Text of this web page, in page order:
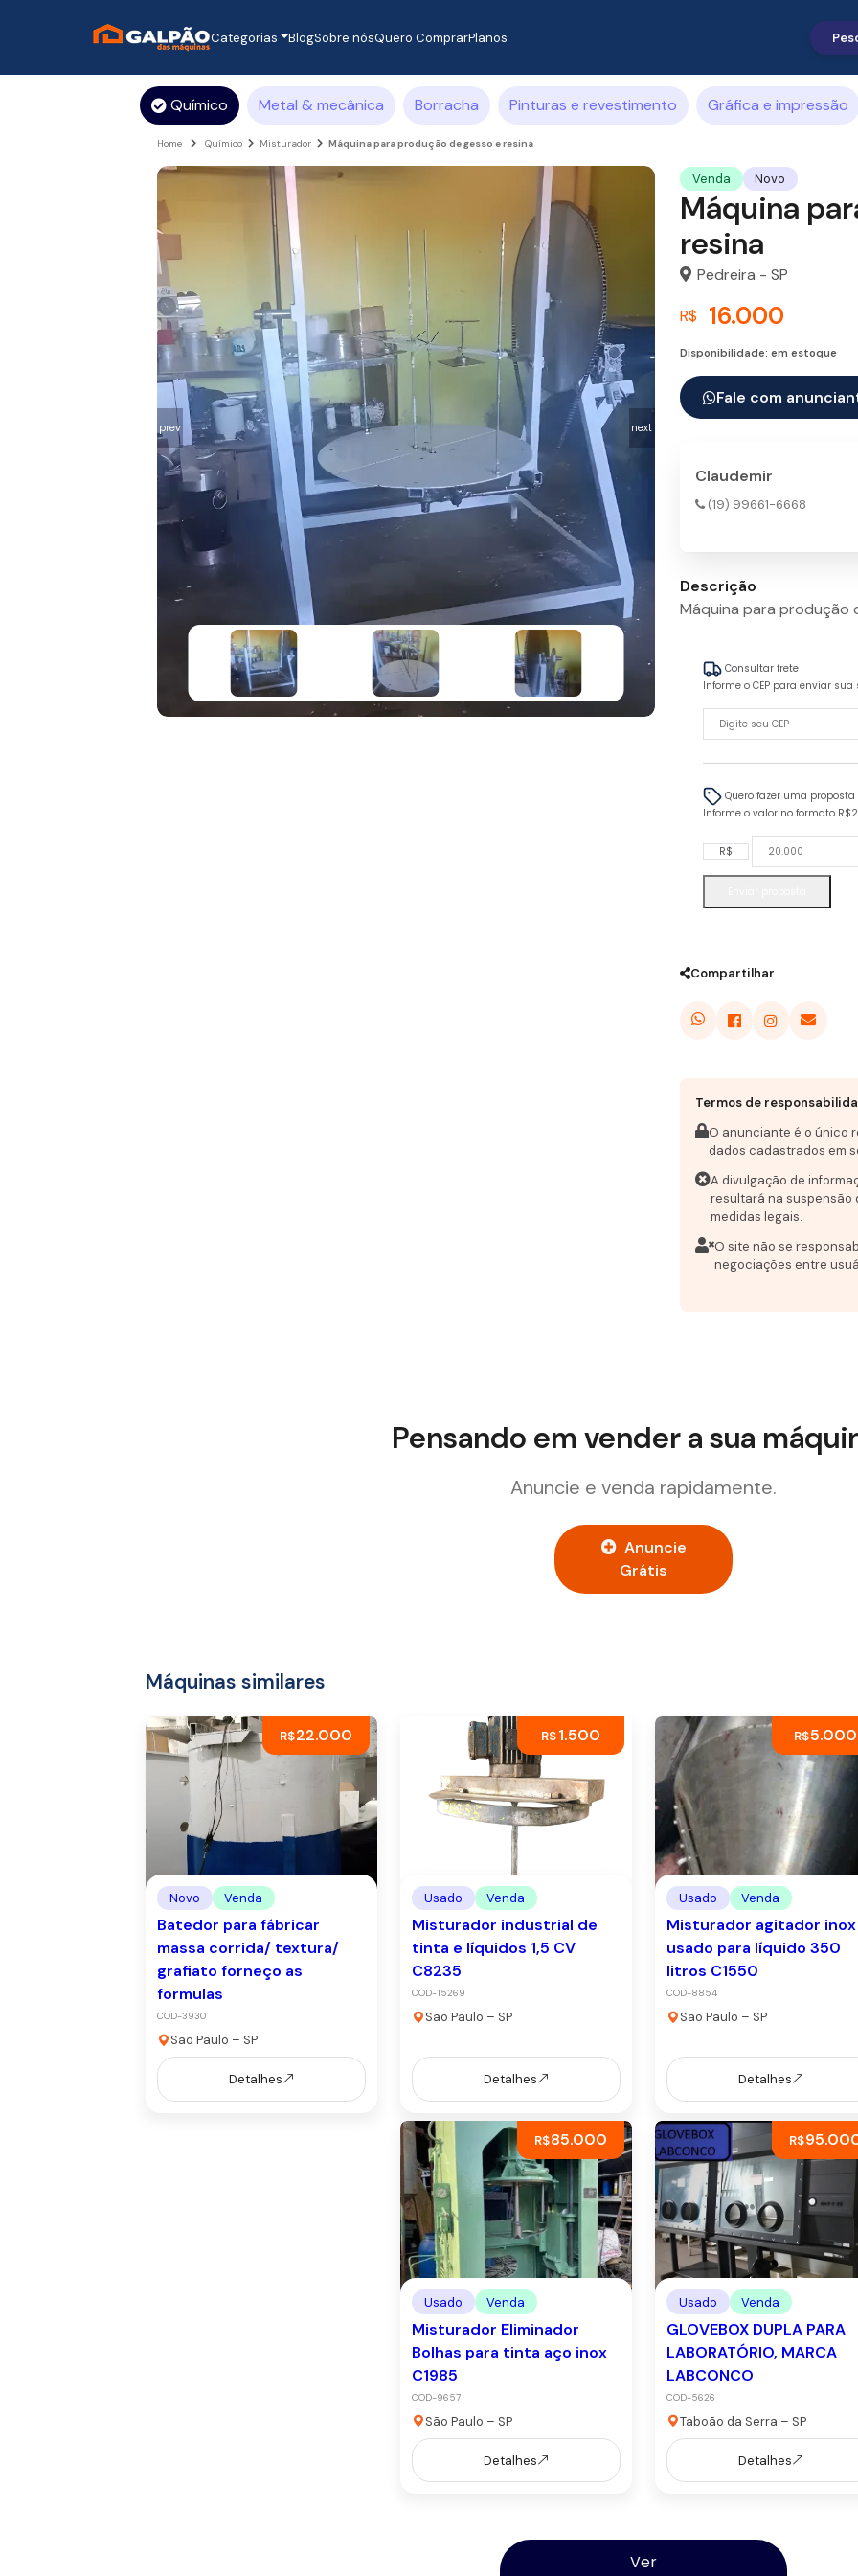
Categorias BlogSobre nósQuero ComprarPlanos
Químico Metal & mecânica Borracha Pinturas e revestimento Gráfica e impressão
Home Químico Misturador Máquina para produção de gesso e resina
prev next
Venda Novo
Máquina
resina
Pedreira - SP
R$ 16.000
Disponibilidade: em estoque
Fale com
Claudemir
(19) 99661-6668
Descrição
Máquina para produção
Consultar frete
Informe o CEP para enviar
Quero fazer uma proposta
Informe o valor no formato
R$
Compartilhar
Termos de
O anunciante é o único
dados cadastrados em
A divulgação de
resultará na suspensão
medidas legais.
O site não se
negociações entre
Pensando em vender a sua
Anuncie e venda rapidamente.
Anuncie
Grátis
Máquinas similares
R$22.000
Novo Venda
Batedor para fábricar
massa corrida/ textura/
grafiato forneço as
formulas
COD-3930
São Paulo – SP
Detalhes
R$1.500
Usado Venda
Misturador industrial de
tinta e líquidos 1,5 CV
C8235
COD-15269
São Paulo – SP
Detalhes
R$5.000
Usado Venda
Misturador agitador inox
usado para líquido 350
litros C1550
COD-8854
São Paulo – SP
Detalhes
R$85.000
Usado Venda
Misturador Eliminador
Bolhas para tinta aço inox
C1985
COD-9657
São Paulo – SP
Detalhes
R$
Usado Venda
GLOVEBOX DUPLA PARA
LABORATÓRIO, MARCA
LABCONCO
COD-5626
Taboão da Serra – SP
Detalhes
Ver